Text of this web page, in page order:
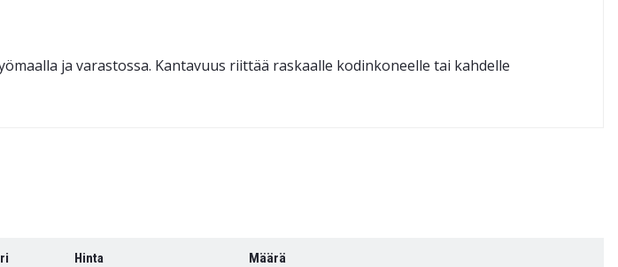
ja varastossa. Kantavuus riittää raskaalle kodinkoneelle tai kahdelle
Hinta Määrä